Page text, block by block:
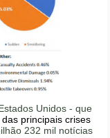
Unidos - que
das principais crises
232 mil notícias